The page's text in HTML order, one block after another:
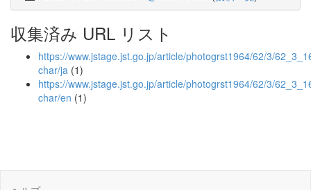
収集済み URL リスト
https://www.jstage.jst.go.jp/article/photogrst1964/62/3/
char/ja (1)
https://www.jstage.jst.go.jp/article/photogrst1964/62/3/
char/en (1)